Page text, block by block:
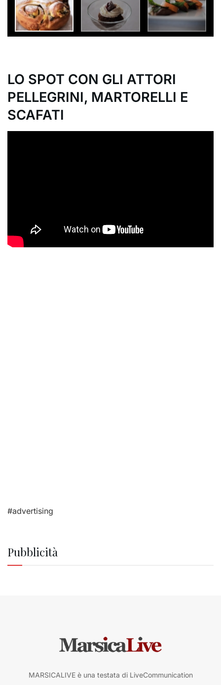
LO SPOT CON GLI ATTORI
PELLEGRINI, MARTORELLI E
SCAFATI
#advertising
Pubblicità
MARSICALIVE è una testata di LiveCommunication